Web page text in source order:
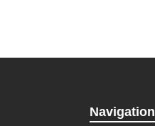
Navigation